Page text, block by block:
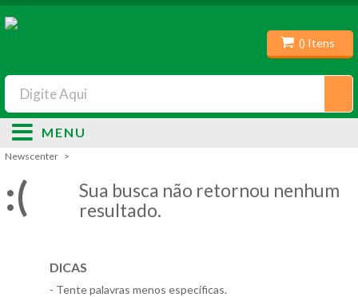
() Itens
MENU
Newscenter
:(
Sua busca não retornou nenhum
resultado.
DICAS
- Tente palavras menos específicas.